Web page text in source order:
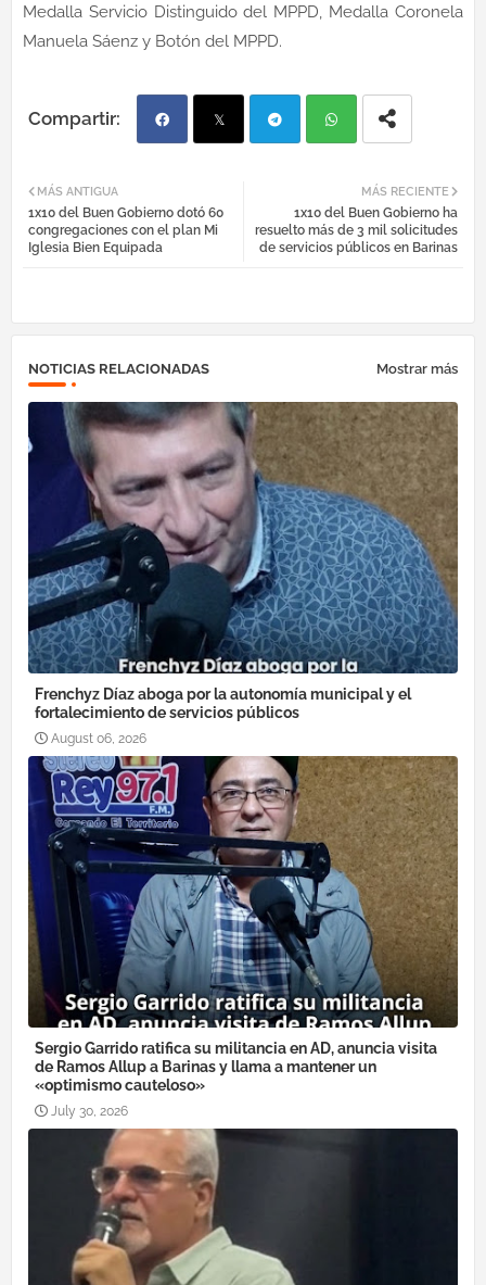
Medalla Servicio Distinguido del MPPD, Medalla Coronela
Manuela Sáenz y Botón del MPPD.
ebo tter atsa
MÁS RECIENTE
1x10 del Buen Gobierno ha
resuelto más de 3 mil solicitudes
de servicios públicos en Barinas
MÁS ANTIGUA
1x10 del Buen Gobierno dotó 60
congregaciones con el plan Mi
Iglesia Bien Equipada
NOTICIAS RELACIONADAS Mostrar más
Frenchyz Díaz aboga por la autonomía municipal y el
fortalecimiento de servicios públicos
August 06, 2026
Sergio Garrido ratifica su militancia en AD, anuncia visita
de Ramos Allup a Barinas y llama a mantener un
«optimismo cauteloso»
July 30, 2026